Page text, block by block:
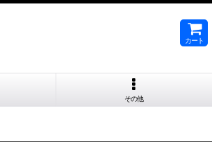
カート
その他